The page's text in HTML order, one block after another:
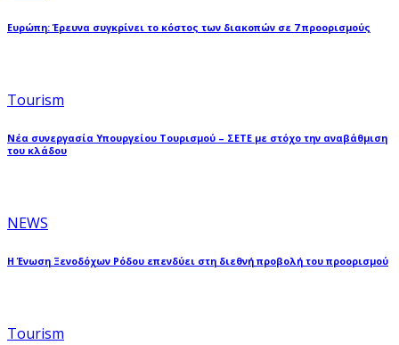
Ευρώπη: Έρευνα συγκρίνει το κόστος των διακοπών σε 7 προορισμούς
Tourism
Νέα συνεργασία Υπουργείου Τουρισμού – ΣΕΤΕ με στόχο την αναβάθμιση
του κλάδου
NEWS
Η Ένωση Ξενοδόχων Ρόδου επενδύει στη διεθνή προβολή του προορισμού
Tourism